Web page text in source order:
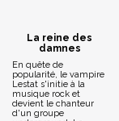
La reine des
damnes
En quête de
popularité, le vampire
Lestat s'initie à la
musique rock et
devient le chanteur
d'un groupe